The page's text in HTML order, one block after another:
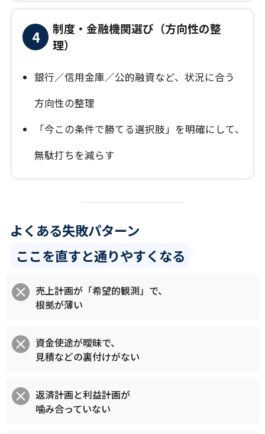
4
制度・金融機関選び（方向性の整
理）
銀行／信用金庫／公的融資など、状況に合う
方向性の整理
「今この条件で勝てる選択肢」を明確にして、
無駄打ちを減らす
よくある失敗パターン
ここを直すと通りやすくなる
売上計画が「希望的観測」で、
根拠が薄い
資金使途が曖昧で、
見積などの裏付けがない
返済計画と利益計画が
噛み合っていない